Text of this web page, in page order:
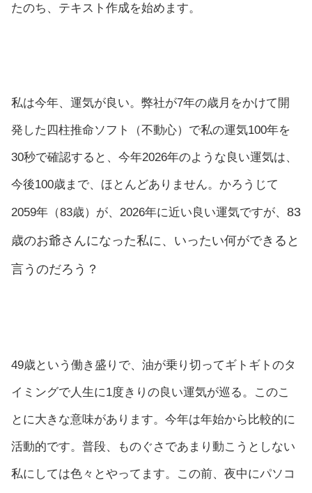
たのち、テキスト作成を始めます。
私は今年、運気が良い。弊社が7年の歳月をかけて開
発した四柱推命ソフト（不動心）で私の運気100年を
30秒で確認すると、今年2026年のような良い運気は、
今後100歳まで、ほとんどありません。かろうじて
2059年（83歳）が、2026年に近い良い運気ですが、 83
歳のお爺さんになった私に、いったい何ができると
言うのだろう？
49歳という働き盛りで、油が乗り切ってギトギトのタ
イミングで人生に1度きりの良い運気が巡る。このこ
とに大きな意味があります。今年は年始から比較的に
活動的です。普段、ものぐさであまり動こうとしない
私にしては色々とやってます。この前、夜中にパソコ